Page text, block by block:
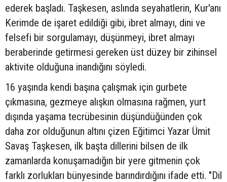
ederek başladı. Taşkesen, aslında seyahatlerin, Kur'anı
Kerimde de işaret edildiği gibi, ibret almayı, dini ve
felsefi bir sorgulamayı, düşünmeyi, ibret almayı
beraberinde getirmesi gereken üst düzey bir zihinsel
aktivite olduğuna inandığını söyledi.
16 yaşında kendi başına çalışmak için gurbete
çıkmasına, gezmeye alışkın olmasına rağmen, yurt
dışında yaşama tecrübesinin düşündüğünden çok
daha zor olduğunun altını çizen Eğitimci Yazar Ümit
Savaş Taşkesen, ilk başta dillerini bilsen de ilk
zamanlarda konuşamadığın bir yere gitmenin çok
farklı zorlukları bünyesinde barındırdığını ifade etti. "Dil